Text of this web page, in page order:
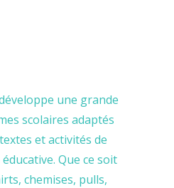
une grande
scolaires adaptés
et activités de
Que ce soit
chemises, pulls,